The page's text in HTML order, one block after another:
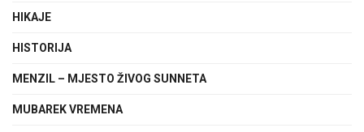
HIKAJE
HISTORIJA
MENZIL – MJESTO ŽIVOG SUNNETA
MUBAREK VREMENA